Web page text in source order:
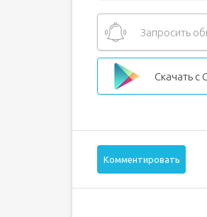
Запросить
Скачать с
Комментировать